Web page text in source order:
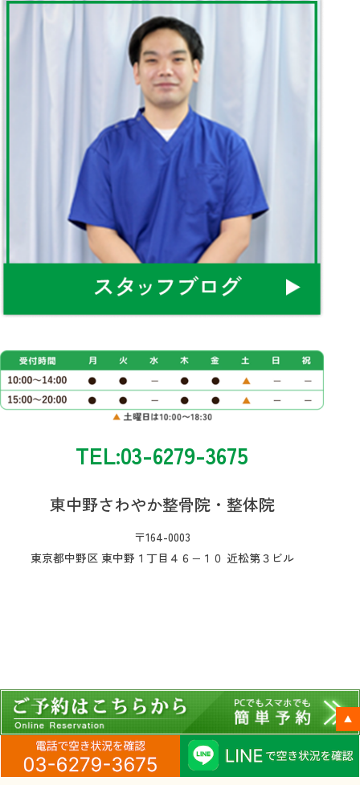
TEL:03-6279-3675
東中野さわやか整骨院・整体院
〒164-0003
東京都中野区 東中野１丁目４６−１０ 近松第３ビル
ペ
ー
ジ